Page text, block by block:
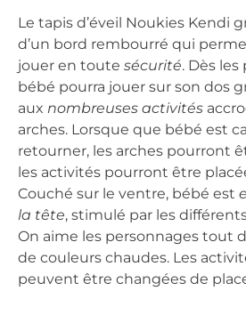
Le tapis d’éveil Noukies Kendi
d’un bord rembourré qui
jouer en toute sécurité. Dès
bébé pourra jouer sur son dos
aux nombreuses activités
arches. Lorsque que bébé est
retourner, les arches pourront
les activités pourront être
Couché sur le ventre, bébé est
la tête, stimulé par les
On aime les personnages tout
de couleurs chaudes. Les
peuvent être changées de